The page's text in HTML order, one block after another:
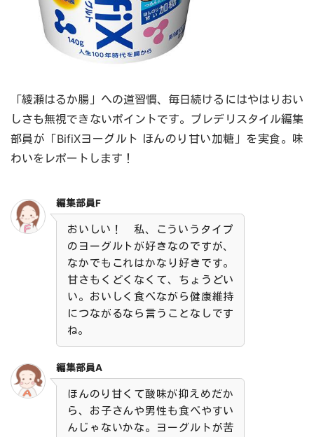
「綾瀬はるか腸」への道習慣、毎日続けるにはやはりおい
しさも無視できないポイントです。プレデリスタイル編集
部員が「BifiXヨーグルト ほんのり甘い加糖」を実食。味
わいをレポートします！
編集部員F
おいしい！ 私、こういうタイプ
のヨーグルトが好きなのですが、
なかでもこれはかなり好きです。
甘さもくどくなくて、ちょうどい
い。おいしく食べながら健康維持
につながるなら言うことなしです
ね。
編集部員A
ほんのり甘くて酸味が抑えめだか
ら、お子さんや男性も食べやすい
んじゃないかな。ヨーグルトが苦